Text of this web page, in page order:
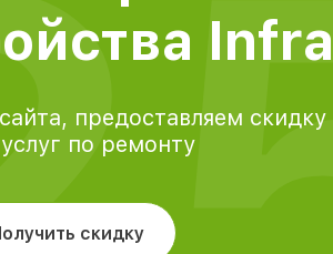
предоставляем скидку
по ремонту
скидку